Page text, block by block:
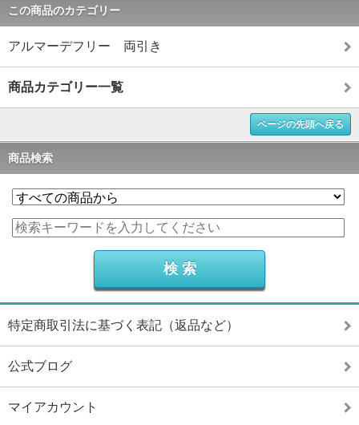
この商品のカテゴリー
アルマーデフリー 両引き
商品カテゴリー一覧
ページの先頭へ戻る
商品検索
特定商取引法に基づく表記（返品など）
公式ブログ
マイアカウント